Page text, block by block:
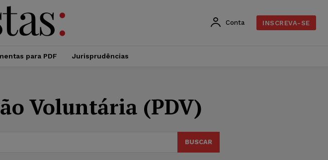
Conta INSCREVA-SE
para PDF Jurisprudências
Voluntária (PDV)
BUSCAR